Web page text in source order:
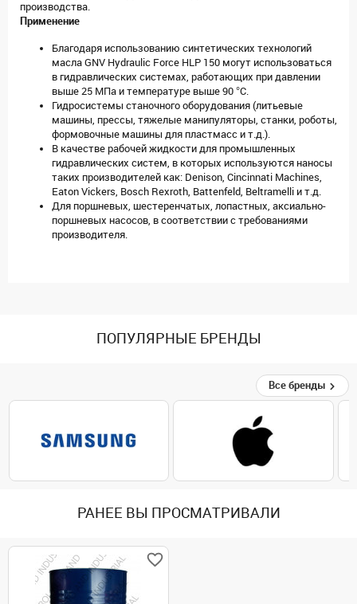
производства.
Применение
Благодаря использованию синтетических технологий
масла GNV Hydraulic Force HLP 150 могут использоваться
в гидравлических системах, работающих при давлении
выше 25 МПа и температуре выше 90 °С.
Гидросистемы станочного оборудования (литьевые
машины, прессы, тяжелые манипуляторы, станки, роботы,
формовочные машины для пластмасс и т.д.).
В качестве рабочей жидкости для промышленных
гидравлических систем, в которых используются наносы
таких производителей как: Denison, Cincinnati Machines,
Eaton Vickers, Bosch Rexroth, Battenfeld, Beltramelli и т.д.
Для поршневых, шестеренчатых, лопастных, аксиально-
поршневых насосов, в соответствии с требованиями
производителя.
ПОПУЛЯРНЫЕ БРЕНДЫ
Все бренды
РАНЕЕ ВЫ ПРОСМАТРИВАЛИ